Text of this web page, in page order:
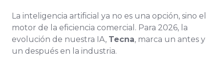
La inteligencia artificial ya no es una opción, sino el
motor de la eficiencia comercial. Para 2026, la
evolución de nuestra IA, Tecna, marca un antes y
un después en la industria.